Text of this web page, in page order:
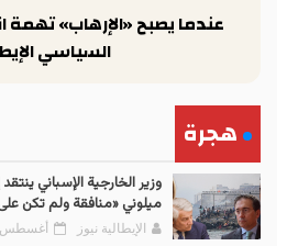
عندما يصبح «الإرهاب» تهمة
السياسي
هجرة
وزير الخارجية الإسباني
ميلوني «منافقة ولم تكن
الإيطالية نيوز أغسطس 03, 2026